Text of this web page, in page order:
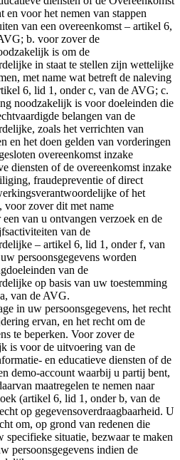
en voor het nemen van stappen
van een overeenkomst – artikel 6,
b. voor zover de
is om de
in staat te stellen zijn wettelijke
met name wat betreft de naleving
6, lid 1, onder c, van de AVG; c.
noodzakelijk is voor doeleinden die
belangen van de
zoals het verrichten van
en het doen gelden van vorderingen
overeenkomst inzake
diensten of de overeenkomst inzake
fraudepreventie of direct
of het
voor zover dit met name
van u ontvangen verzoek en de
van de
– artikel 6, lid 1, onder f, van
persoonsgegevens worden
van de
op basis van uw toestemming
van de AVG.
in uw persoonsgegevens, het recht
ervan, en het recht om de
te beperken. Voor zover de
is voor de uitvoering van de
en educatieve diensten of de
demo-account waarbij u partij bent,
maatregelen te nemen naar
(artikel 6, lid 1, onder b, van de
op gegevensoverdraagbaarheid. U
om, op grond van redenen die
specifieke situatie, bezwaar te maken
persoonsgegevens indien de